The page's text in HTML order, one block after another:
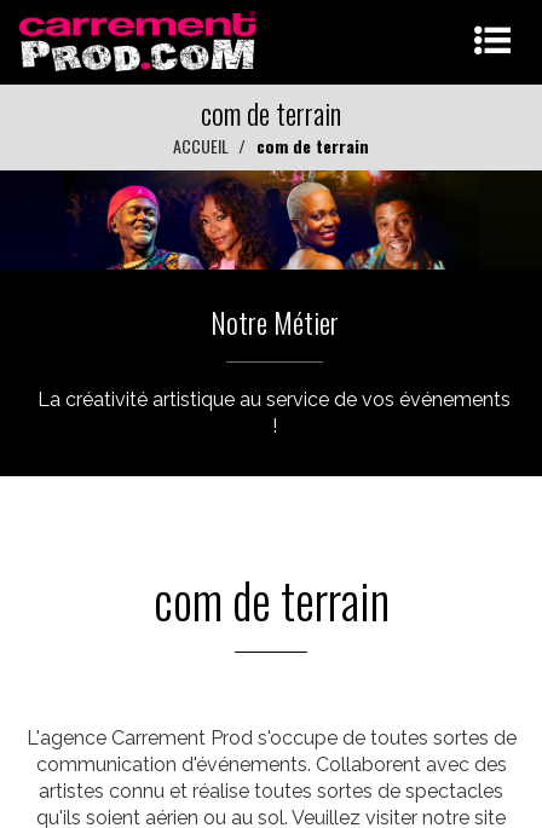
com de terrain
ACCUEIL com de terrain
Notre Métier
La créativité artistique au service de vos événements
!
com de terrain
L'agence Carrement Prod s'occupe de toutes sortes de
communication d'événements. Collaborent avec des
artistes connu et réalise toutes sortes de spectacles
qu'ils soient aérien ou au sol. Veuillez visiter notre site